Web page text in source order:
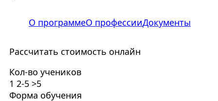
О программеО профессииДокументы
Рассчитать стоимость онлайн
Кол-во учеников
1 2-5 >5
Форма обучения